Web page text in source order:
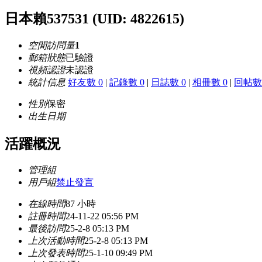
日本賴537531 (UID: 4822615)
空間訪問量1
郵箱狀態已驗證
視頻認證未認證
統計信息 好友數 0 | 記錄數 0 | 日誌數 0 | 相冊數 0 | 回帖
性別保密
出生日期
活躍概況
管理組
用戶組禁止發言
在線時間87 小時
註冊時間24-11-22 05:56 PM
最後訪問25-2-8 05:13 PM
上次活動時間25-2-8 05:13 PM
上次發表時間25-1-10 09:49 PM